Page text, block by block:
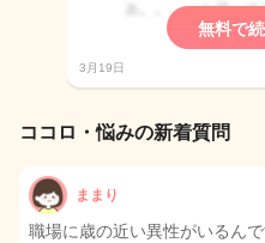
無料で
3月19日
ココロ・悩みの新着質問
ままり
職場に歳の近い異性がいるん